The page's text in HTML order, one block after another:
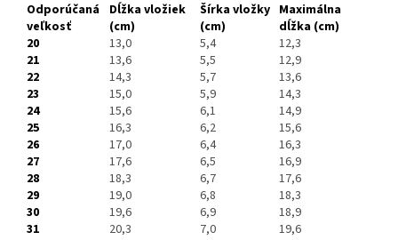
Odporúčaná
veľkosť
20
21
22
23
24
25
26
27
28
29
30
31
Dĺžka vložiek
(cm)
13,0
13,6
14,3
15,0
15,6
16,3
17,0
17,6
18,3
19,0
19,6
20,3
Šírka vložky
(cm)
5,4
5,5
5,7
5,9
6,1
6,2
6,4
6,5
6,7
6,8
6,9
7,0
Maximálna
dĺžka (cm)
12,3
12,9
13,6
14,3
14,9
15,6
16,3
16,9
17,6
18,3
18,9
19,6